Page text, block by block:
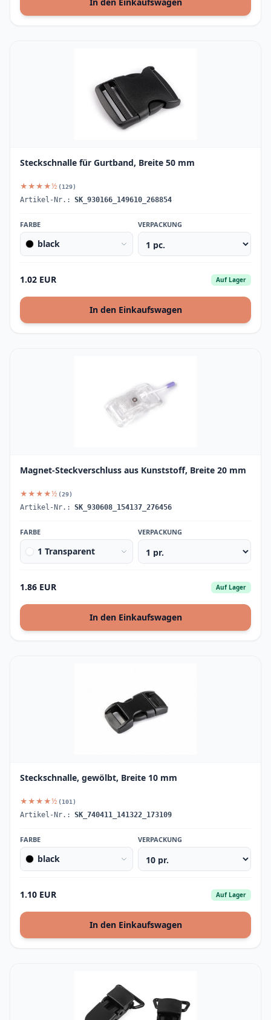
Steckschnalle für Gurtband, Breite 50 mm
★★★★½ (129)
Artikel-Nr.: SK_930166_149610_268854
FARBE
black
VERPACKUNG
1.02 EUR Auf Lager
In den Einkaufswagen
Magnet-Steckverschluss aus Kunststoff, Breite 20 mm
★★★★½ (29)
Artikel-Nr.: SK_930608_154137_276456
FARBE
1 Transparent
VERPACKUNG
1.86 EUR Auf Lager
In den Einkaufswagen
Steckschnalle, gewölbt, Breite 10 mm
★★★★½ (101)
Artikel-Nr.: SK_740411_141322_173109
FARBE
black
VERPACKUNG
1.10 EUR Auf Lager
In den Einkaufswagen